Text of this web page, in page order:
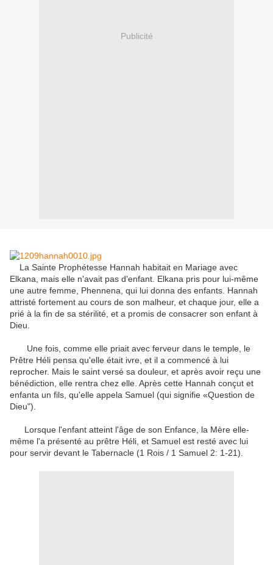
Publicité
La Sainte Prophétesse Hannah habitait en Mariage avec
Elkana
mais elle n'avait pas d'enfant Elkana pris pour lui-même
une autre femme Phennena , qui lui donna des enfants Hannah
attristé fortement au cours de son malheur, et chaque jour, elle a
prié à la fin de sa stérilité et a promis de consacrer son enfant à
Dieu
Une fois comme elle priait avec ferveur dans le temple le
Prêtre Héli pensa qu'elle était ivre et il a commencé à lui
reprocher. Mais le saint versé sa douleur, et après avoir reçu une
bénédiction elle rentra chez elle Après cette Hannah conçut et
enfanta un fils qu'elle appela Samuel (qui signifie «Question de
Dieu")
Lorsque l'enfant atteint l'âge de son Enfance la Mère elle-
même l'a présenté au prêtre Héli, et Samuel est resté avec lui
pour servir devant le Tabernacle (1 Rois / 1 Samuel 2: 1-21)